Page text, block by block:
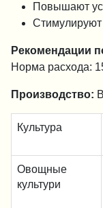
Повышают
Стимулируют
Рекомендации
Норма расхода:
Производство:
Культура
Овощные
культури